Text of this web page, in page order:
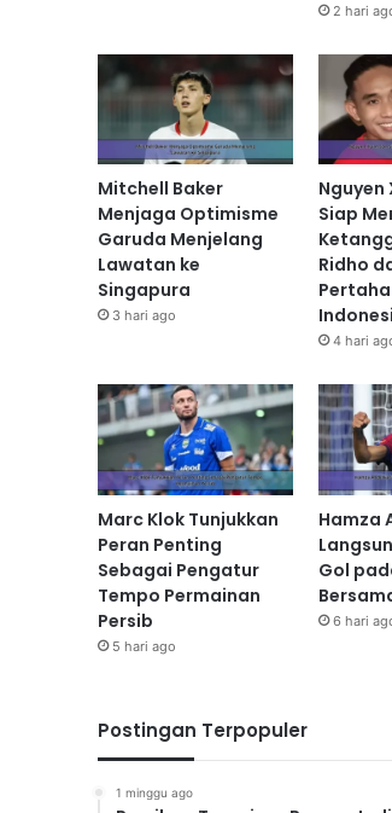
2 hari
Mitchell Baker
Menjaga Optimisme
Garuda Menjelang
Lawatan ke
Singapura
3 hari ago
Nguyen
Siap
Ridho
4 hari
Marc Klok Tunjukkan
Peran Penting
Sebagai Pengatur
Tempo Permainan
Persib
5 hari ago
Hamza
Gol
6 hari
Postingan Terpopuler
1 minggu ago